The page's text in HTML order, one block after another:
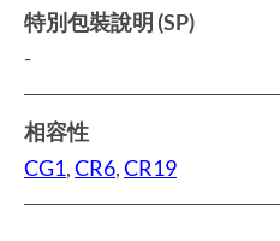
特別包裝說明 (SP)
-
相容性
CG1,CR6,CR19